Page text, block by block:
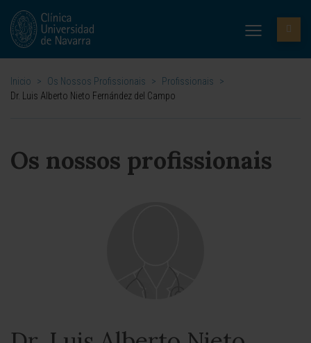
Inicio > Os Nossos Profissionais > Profissionais
>
Dr. Luis Alberto Nieto Fernández del Campo
Os nossos profissionais